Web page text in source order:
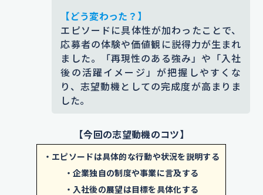
どのニーズが高い言語にも挑戦し、
より多くのお客様に安心してご利用
いただける接客を実現してまいりま
す。
添削コメント｜もとの表現は意欲がぼやけて伝わ
る可能性があったので、ニーズのある具体的な言
という言葉も前向きな意欲を強調しています。
ES添削サービス「赤ペンES」なら、このような添削を無料で
プロにお任せできます。
【エピソード詳細】
英語が十分に話せず困っていた際、
フロントスタッフの方がジェスチャ
ーを使いながら丁寧に対応してくだ
さり、不安な気持ちが一気に和らぎ
に笑顔で接してくださった経験で、
その配慮に心から安心したのを覚え
ています。その対応力に感動し、今
【どう変わった？】
エピソードに具体性が加わったことで、
応募者の体験や価値観に説得力が生まれ
ました。「再現性のある強み」や「入社
後の活躍イメージ」が把握しやすくな
り、志望動機としての完成度が高まりま
した。
【今回の志望動機のコツ】
・エピソードは具体的な行動や状況を説明する
・企業独自の制度や事業に言及する
・入社後の展望は目標を具体化する